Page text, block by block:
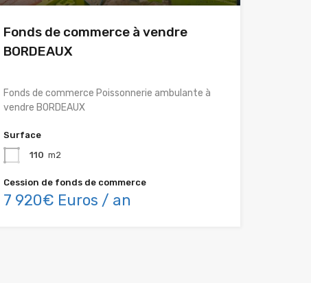
Fonds de commerce à vendre
BORDEAUX
Fonds de commerce Poissonnerie ambulante à
vendre BORDEAUX
Surface
110 m2
Cession de fonds de commerce
7 920€ Euros / an